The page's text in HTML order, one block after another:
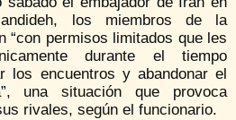
los miembros de la
“con permisos limitados que les
durante el tiempo
los encuentros y abandonar el
una situación que provoca
rivales, según el funcionario.